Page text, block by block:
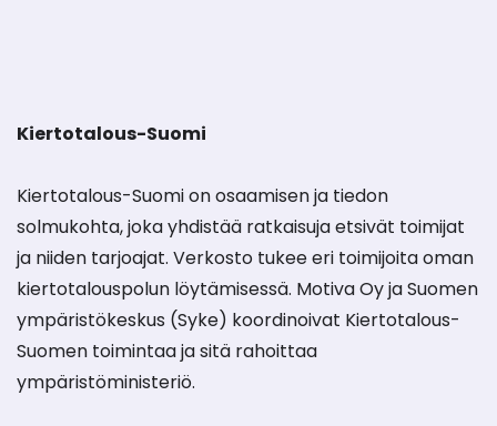
Kiertotalous-Suomi
Kiertotalous-Suomi on osaamisen ja tiedon
solmukohta, joka yhdistää ratkaisuja etsivät toimijat
ja niiden tarjoajat. Verkosto tukee eri toimijoita oman
kiertotalouspolun löytämisessä. Motiva Oy ja Suomen
ympäristökeskus (Syke) koordinoivat Kiertotalous-
Suomen toimintaa ja sitä rahoittaa
ympäristöministeriö.